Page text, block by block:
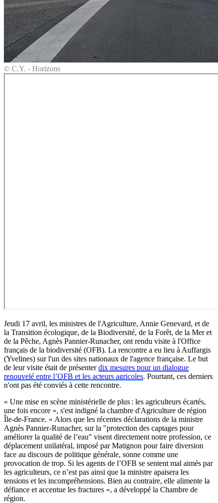
© C.Y. - Horizons
Jeudi 17 avril, les ministres de l'Agriculture, Annie Genevard, et de
la Transition écologique, de la Biodiversité, de la Forêt, de la Mer et
de la Pêche, Agnès Pannier-Runacher, ont rendu visite à l'Office
français de la biodiversité (OFB). La rencontre a eu lieu à Auffargis
(Yvelines) sur l'un des sites nationaux de l'agence française. Le but
de leur visite était de présenterdix mesures pour un dialogue
renouvelé entre l’OFB et les acteurs agricoles. Pourtant, ces derniers
n'ont pas été conviés à cette rencontre.
« Une mise en scène ministérielle de plus : les agriculteurs écartés,
une fois encore », s'est indigné la chambre d'Agriculture de région
Île-de-France. « Alors que les récentes déclarations de la ministre
Agnès Pannier-Runacher, sur la "protection des captages pour
améliorer la qualité de l’eau" visent directement notre profession, ce
déplacement unilatéral, imposé par Matignon pour faire diversion
face au discours de politique générale, sonne comme une
provocation de trop. Si les agents de l’OFB se sentent mal aimés par
les agriculteurs, ce n’est pas ainsi que la ministre apaisera les
tensions et les incompréhensions. Bien au contraire, elle alimente la
défiance et accentue les fractures », a développé la Chambre de
région.